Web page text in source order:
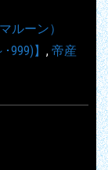
ルーン）
999)】 , 帝産